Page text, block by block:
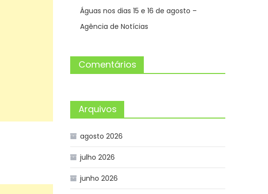
Águas nos dias 15 e 16 de agosto –
Agência de Notícias
Comentários
Arquivos
agosto 2026
julho 2026
junho 2026